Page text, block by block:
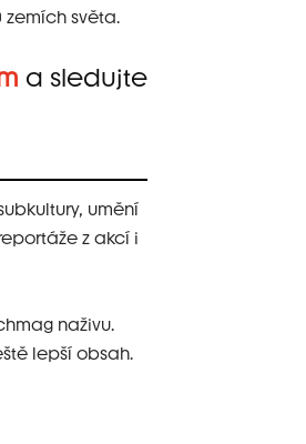
zemích světa.
a sledujte
umění
z akcí i
naživu.
lepší obsah.